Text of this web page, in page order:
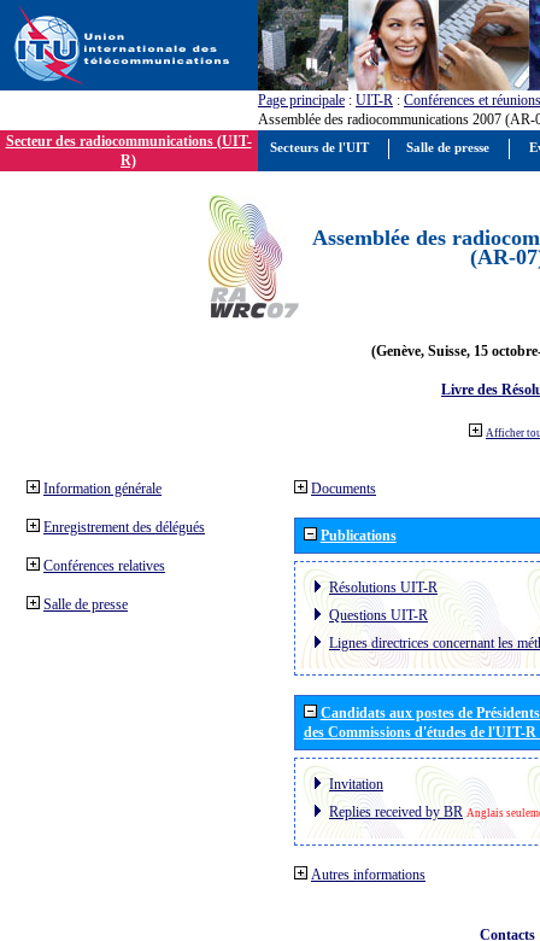
Page principale : UIT-R : Conférences et réunions
Assemblée des radiocommunications 2007 (AR-
Secteur des radiocommunications (UIT-
R)
Assemblée des
(AR-
(Genève, Suisse, 15
Livre des
Afficher
Information générale
Enregistrement des délégués
Conférences relatives
Salle de presse
Documents
Publications
Résolutions UIT-R
Questions UIT-R
Lignes directrices concernant les
Candidats aux postes de
des Commissions d'études de l'UIT-
Invitation
Replies received by BR Anglais
Autres informations
Contacts
Secteurs de l'UIT Salle de presse